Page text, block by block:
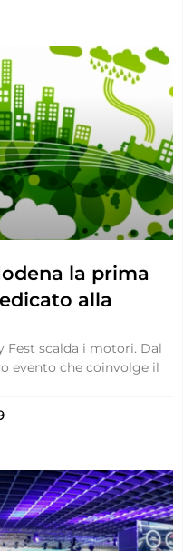
la prima
alla
Fest scalda i motori. Dal
evento che coinvolge il